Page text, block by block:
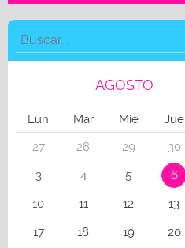
Lun Mar Mie Jue
27
28 29 30
3
4 5 6
10
11 12 13
17
18 19 20